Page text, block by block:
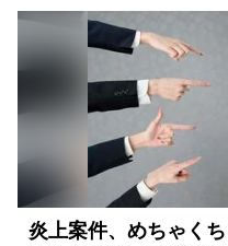
炎上案件、めちゃく